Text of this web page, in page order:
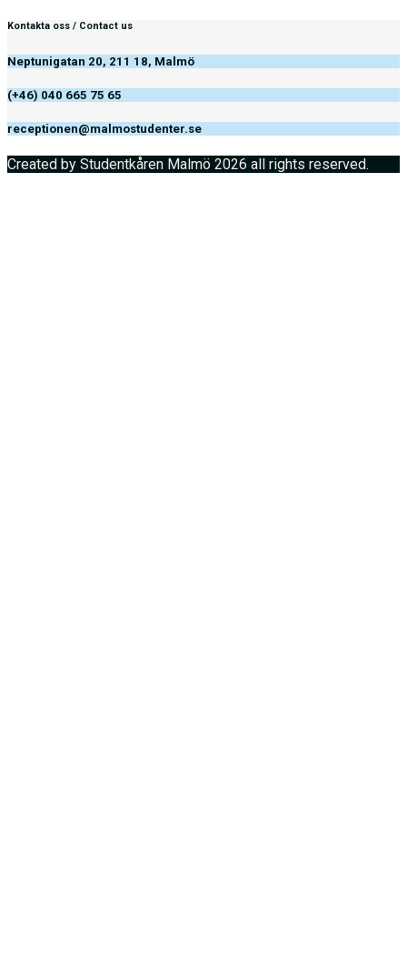
Kontakta oss / Contact us
Neptunigatan 20, 211 18, Malmö
(+46) 040 665 75 65
receptionen@malmostudenter.se
Created by Studentkåren Malmö 2026 all rights reserved.